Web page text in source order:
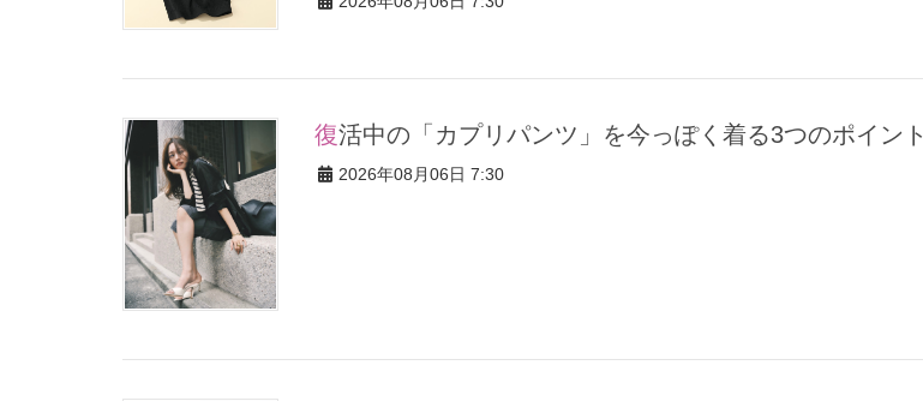
復活中の「カプリパンツ」を今っぽく着る3つのポイント
2026年08月06日 7:30